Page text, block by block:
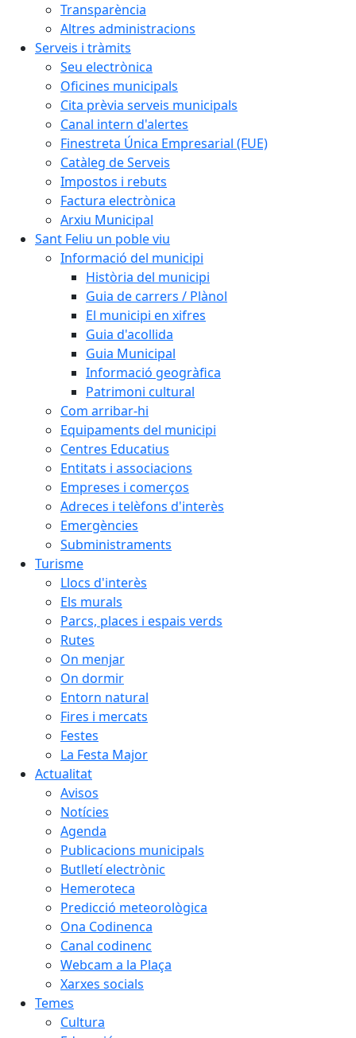
Transparència
Altres administracions
Serveis i tràmits
Seu electrònica
Oficines municipals
Cita prèvia serveis municipals
Canal intern d'alertes
Finestreta Única Empresarial (FUE)
Catàleg de Serveis
Impostos i rebuts
Factura electrònica
Arxiu Municipal
Sant Feliu un poble viu
Informació del municipi
Història del municipi
Guia de carrers / Plànol
El municipi en xifres
Guia d'acollida
Guia Municipal
Informació geogràfica
Patrimoni cultural
Com arribar-hi
Equipaments del municipi
Centres Educatius
Entitats i associacions
Empreses i comerços
Adreces i telèfons d'interès
Emergències
Subministraments
Turisme
Llocs d'interès
Els murals
Parcs, places i espais verds
Rutes
On menjar
On dormir
Entorn natural
Fires i mercats
Festes
La Festa Major
Actualitat
Avisos
Notícies
Agenda
Publicacions municipals
Butlletí electrònic
Hemeroteca
Predicció meteorològica
Ona Codinenca
Canal codinenc
Webcam a la Plaça
Xarxes socials
Temes
Cultura